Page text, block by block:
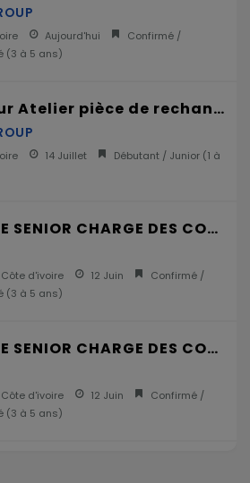
Aujourd'hui
Confirmé /
(3 à 5 ans)
Vendeur Atelier pièce de rechange
14 Juillet Débutant / Junior (1 à
JURISTE SENIOR CHARGE DES CONTRATS H/F
d'ivoire 12 Juin
Confirmé /
(3 à 5 ans)
JURISTE SENIOR CHARGE DES CONTRATS H/F
d'ivoire 12 Juin
Confirmé /
(3 à 5 ans)